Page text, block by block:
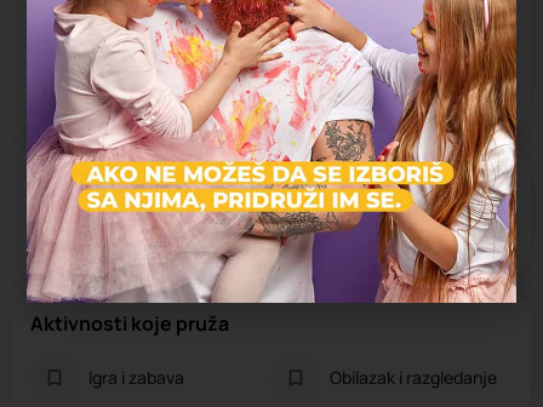
Dečije igralište Stolovi za piknik
Teretana na
otvorenom
Specifičnosti
Na otvorenom U prirodi
Aktivnosti koje pruža
Igra i zabava Obilazak i razgledanje